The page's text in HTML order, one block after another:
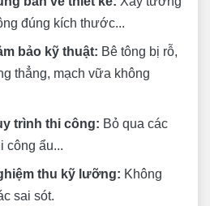
đúng kích thước...
bảo kỹ thuật: Bê tông bị rỗ,
thẳng, mạch vữa không
trình thi công: Bỏ qua các
công ẩu...
thu kỹ lưỡng: Không
sai sót.